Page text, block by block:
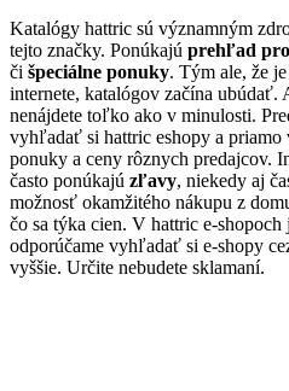
Katalógy hattric sú významným
tejto značky. Ponúkajú prehľad
či špeciálne ponuky. Tým ale, že
internete, katalógov začína ubúdať.
nenájdete toľko ako v minulosti.
vyhľadať si hattric eshopy a
ponuky a ceny rôznych predajcov.
často ponúkajú zľavy, niekedy aj
možnosť okamžitého nákupu z
čo sa týka cien. V hattric e-shopoch
odporúčame vyhľadať si e-shopy
vyššie. Určite nebudete sklamaní.